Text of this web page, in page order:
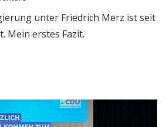
unter Friedrich Merz ist seit
Mein erstes Fazit.